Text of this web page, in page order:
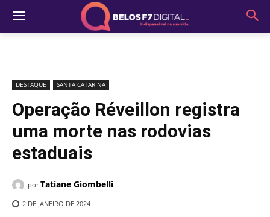
DESTAQUE SANTA CATARINA
Operação Réveillon registra
uma morte nas rodovias
estaduais
por Tatiane Giombelli
2 DE JANEIRO DE 2024